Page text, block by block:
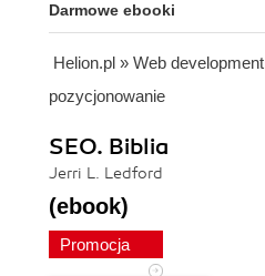
Darmowe ebooki
Helion.pl » Web development
pozycjonowanie
SEO. Biblia
Jerri L. Ledford
(ebook)
Promocja